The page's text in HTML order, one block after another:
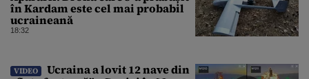
în Kardam este cel mai probabil
ucraineană
18:32
VIDEO
Ucraina a lovit 12 nave din